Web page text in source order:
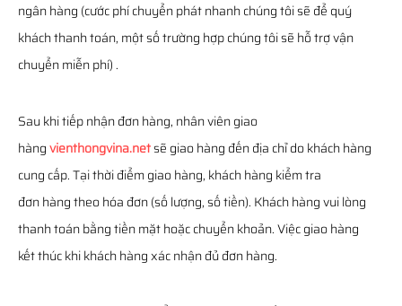
ngân hàng (cước phí chuyển phát nhanh chúng tôi sẽ để quý
khách thanh toán, một số trường hợp chúng tôi sẽ hỗ trợ vận
chuyển miễn phí) .
Sau khi tiếp nhận đơn hàng, nhân viên giao
hàngvienthongvina.netsẽ giao hàng đến địa chỉ do khách hàng
cung cấp. Tại thời điểm giao hàng, khách hàng kiểm tra
đơn hàng theo hóa đơn (số lượng, số tiền). Khách hàng vui lòng
thanh toán bằng tiền mặt hoặc chuyển khoản. Việc giao hàng
kết thúc khi khách hàng xác nhận đủ đơn hàng.